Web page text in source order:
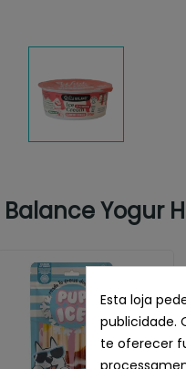
Yogur
Esta loja
publicidade.
te oferecer